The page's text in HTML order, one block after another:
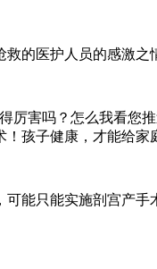
的医护人员的感激之
厉害吗？怎么我看您
孩子健康，才能给家
能只能实施剖宫产手